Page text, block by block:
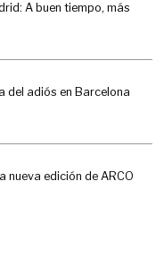
A buen tiempo, más
del adiós en Barcelona
nueva edición de ARCO